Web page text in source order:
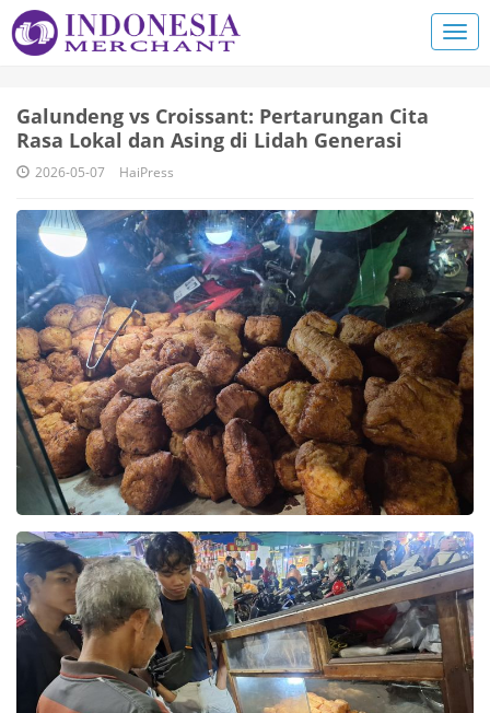
Galundeng vs Croissant: Pertarungan Cita
Rasa Lokal dan Asing di Lidah Generasi
2026-05-07 HaiPress